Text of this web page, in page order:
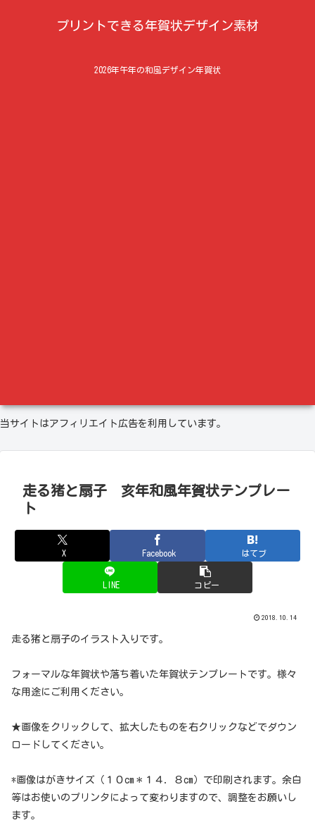
プリントできる年賀状デザイン素材
2026年午年の和風デザイン年賀状
当サイトはアフィリエイト広告を利用しています。
走る猪と扇子 亥年和風年賀状テンプレー
ト
X Facebook はてブ
LINE コピー
2018.10.14
走る猪と扇子のイラスト入りです。
フォーマルな年賀状や落ち着いた年賀状テンプレートです。様々
な用途にご利用ください。
★画像をクリックして、拡大したものを右クリックなどでダウン
ロードしてください。
*画像はがきサイズ（１０cm＊１４．８cm）で印刷されます。余白
等はお使いのプリンタによって変わりますので、調整をお願いし
ます。